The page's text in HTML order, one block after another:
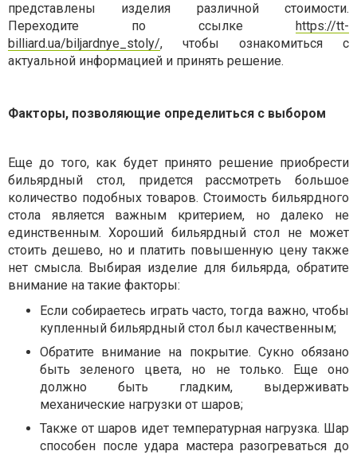
представлены изделия различной стоимости.
Переходите по ссылке https://tt-
billiard.ua/biljardnye_stoly/, чтобы ознакомиться с
актуальной информацией и принять решение.
Факторы, позволяющие определиться с выбором
Еще до того, как будет принято решение приобрести
бильярдный стол, придется рассмотреть большое
количество подобных товаров. Стоимость бильярдного
стола является важным критерием, но далеко не
единственным. Хороший бильярдный стол не может
стоить дешево, но и платить повышенную цену также
нет смысла. Выбирая изделие для бильярда, обратите
внимание на такие факторы:
Если собираетесь играть часто, тогда важно, чтобы
купленный бильярдный стол был качественным;
Обратите внимание на покрытие. Сукно обязано
быть зеленого цвета, но не только. Еще оно
должно быть гладким, выдерживать
механические нагрузки от шаров;
Также от шаров идет температурная нагрузка. Шар
способен после удара мастера разогреваться до